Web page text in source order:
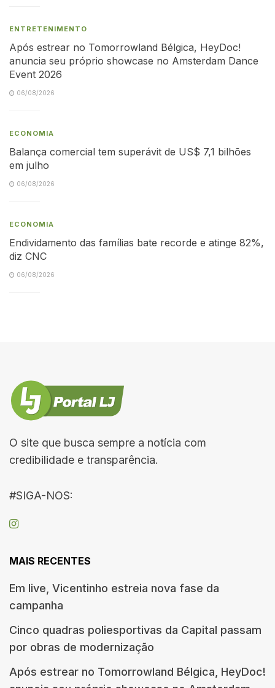
ENTRETENIMENTO
Após estrear no Tomorrowland Bélgica, HeyDoc!
anuncia seu próprio showcase no Amsterdam Dance
Event 2026
06/08/2026
ECONOMIA
Balança comercial tem superávit de US$ 7,1 bilhões
em julho
06/08/2026
ECONOMIA
Endividamento das famílias bate recorde e atinge 82%,
diz CNC
06/08/2026
O site que busca sempre a notícia com
credibilidade e transparência.
#SIGA-NOS:
MAIS RECENTES
Em live, Vicentinho estreia nova fase da
campanha
Cinco quadras poliesportivas da Capital passam
por obras de modernização
Após estrear no Tomorrowland Bélgica, HeyDoc!